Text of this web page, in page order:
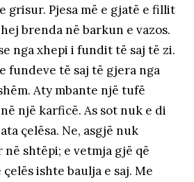
grisur. Pjesa më e gjatë e fillit
brenda në barkun e vazos.
nga xhepi i fundit të saj të zi.
fundeve të saj të gjera nga
Aty mbante një tufë
një karficë. As sot nuk e di
çelësa. Ne, asgjë nuk
shtëpi; e vetmja gjë që
ishte baulja e saj. Me